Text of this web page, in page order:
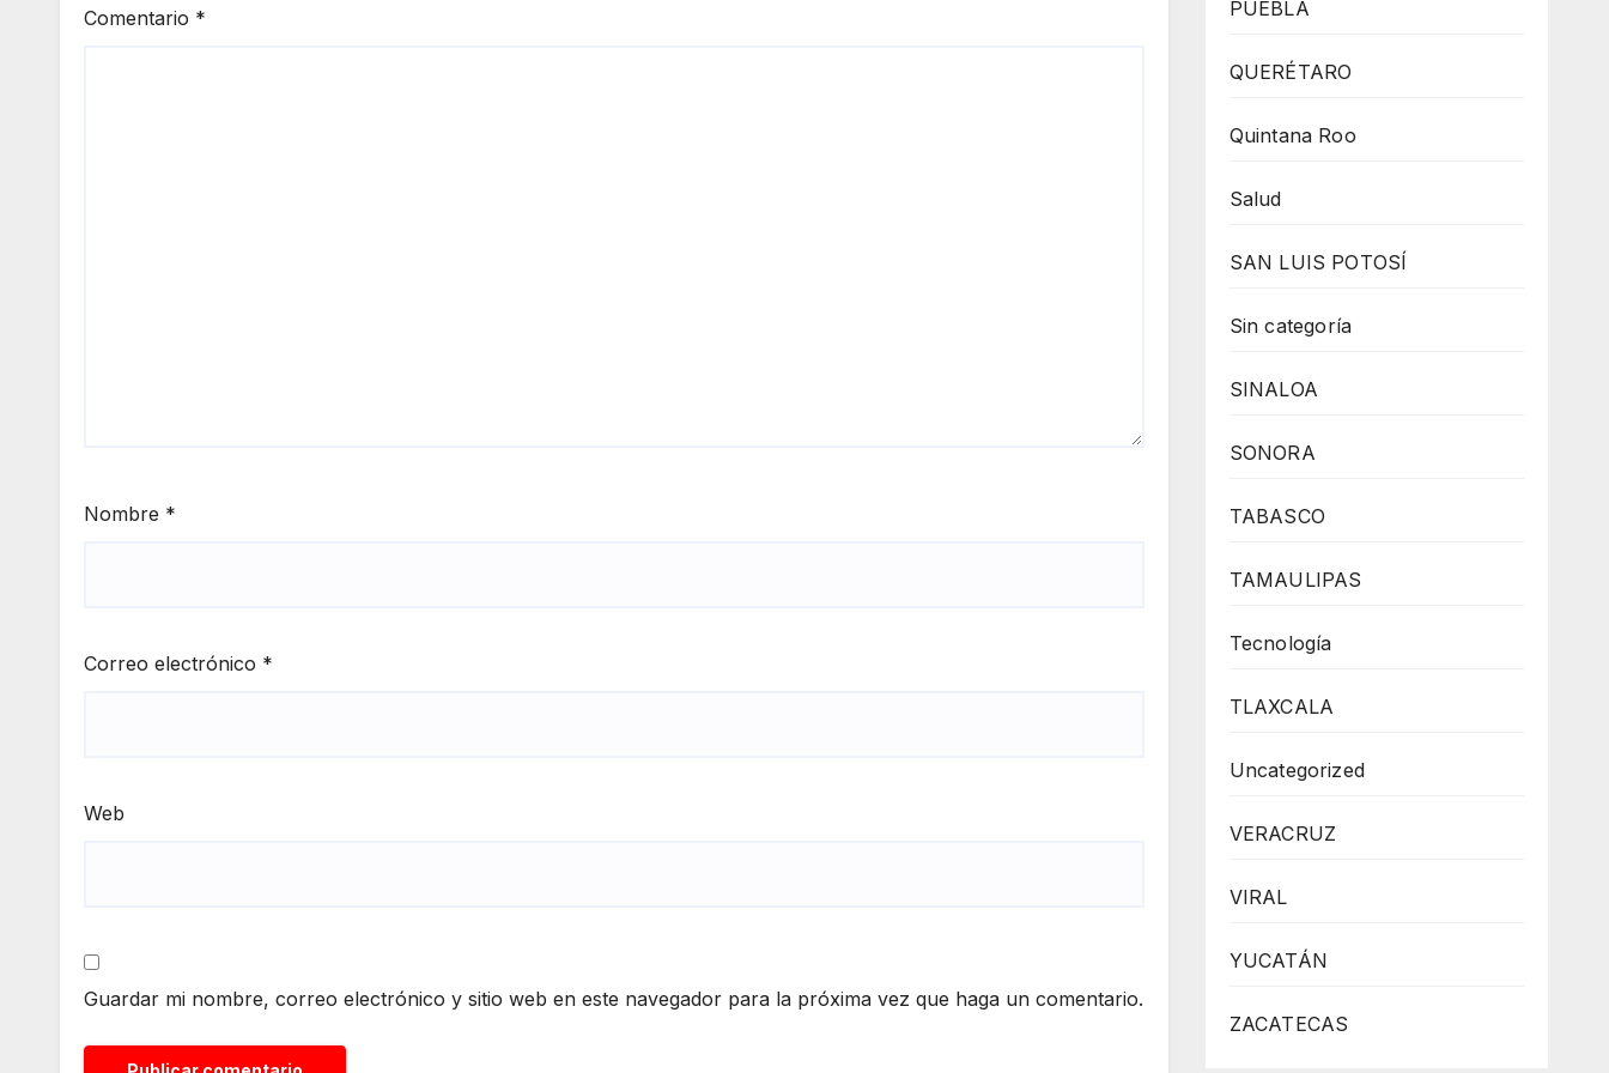
Comentario *
Nombre *
Correo electrónico *
Web
Guardar mi nombre, correo electrónico y sitio web en este navegador para la próxima vez que haga un comentario.
PUEBLA
QUERÉTARO
Quintana Roo
Salud
SAN LUIS POTOSÍ
Sin categoría
SINALOA
SONORA
TABASCO
TAMAULIPAS
Tecnología
TLAXCALA
Uncategorized
VERACRUZ
VIRAL
YUCATÁN
ZACATECAS